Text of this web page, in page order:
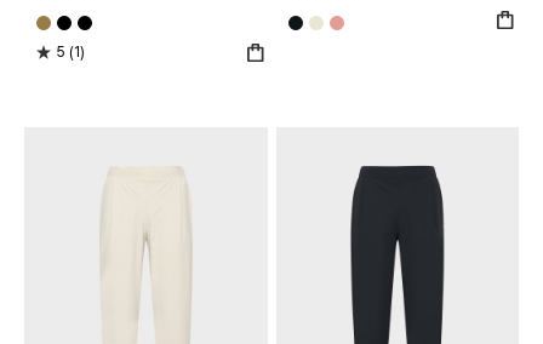
5 (1)